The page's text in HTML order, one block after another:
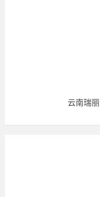
云南瑞